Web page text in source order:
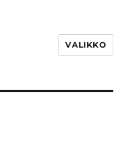
VALIKKO